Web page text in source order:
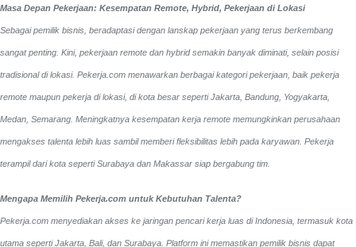
Masa Depan Pekerjaan: Kesempatan Remote, Hybrid, Pekerjaan di Lokasi
Sebagai pemilik bisnis, beradaptasi dengan lanskap pekerjaan yang terus berkembang
sangat penting. Kini, pekerjaan remote dan hybrid semakin banyak diminati, selain posisi
tradisional di lokasi. Pekerja.com menawarkan berbagai kategori pekerjaan, baik pekerja
remote maupun pekerja di lokasi, di kota besar seperti Jakarta, Bandung, Yogyakarta,
Medan, Semarang. Meningkatnya kesempatan kerja remote memungkinkan perusahaan
mengakses talenta lebih luas sambil memberi fleksibilitas lebih pada karyawan. Pekerja
terampil dari kota seperti Surabaya dan Makassar siap bergabung tim.
Mengapa Memilih Pekerja.com untuk Kebutuhan Talenta?
Pekerja.com menyediakan akses ke jaringan pencari kerja luas di Indonesia, termasuk kota
utama seperti Jakarta, Bali, dan Surabaya. Platform ini memastikan pemilik bisnis dapat